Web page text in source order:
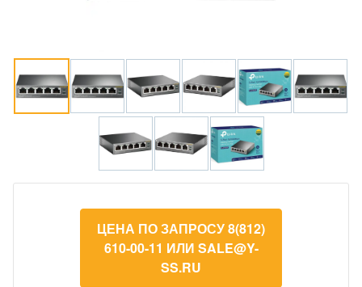
ЦЕНА ПО ЗАПРОСУ 8(812)
610-00-11 ИЛИ SALE@Y-
SS.RU